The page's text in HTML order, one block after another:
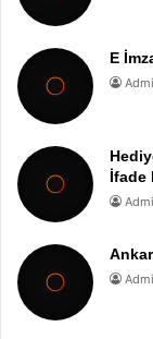
E
İfade